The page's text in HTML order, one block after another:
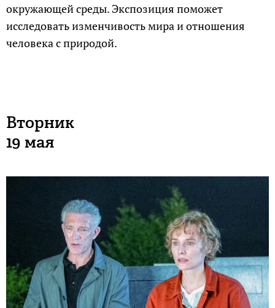
окружающей среды. Экспозиция поможет
исследовать изменчивость мира и отношения
человека с природой.
Вторник
19 мая